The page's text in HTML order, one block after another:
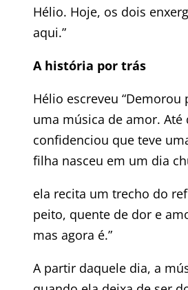
Hélio. Hoje, os dois
aqui.”
A história por trás
Hélio escreveu “Demorou
uma música de amor.
confidenciou que teve
filha nasceu em um dia
ela recita um trecho do
peito, quente de dor e
mas agora é.”
A partir daquele dia, a